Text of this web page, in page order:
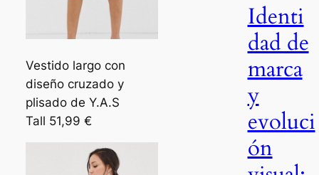
Vestido largo con
diseño cruzado y
plisado de Y.A.S
Tall 51,99 €
Identi
dad de
marca
y
evoluci
ón